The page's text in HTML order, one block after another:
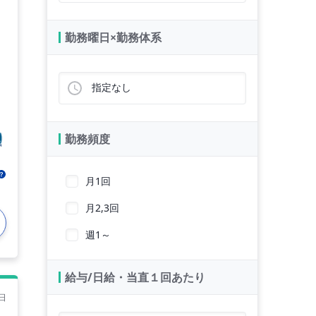
勤務曜日×勤務体系
指定なし
勤務頻度
月1回
月2,3回
週1～
給与/日給・当直１回あたり